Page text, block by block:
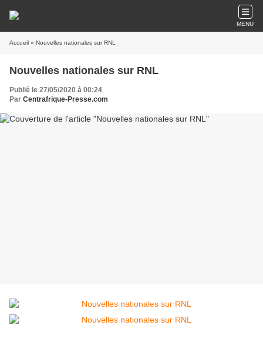
MENU
Accueil » Nouvelles nationales sur RNL
Nouvelles nationales sur RNL
Publié le 27/05/2020 à 00:24
Par Centrafrique-Presse.com